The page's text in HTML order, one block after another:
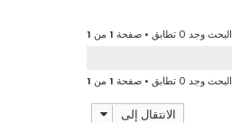
البحث وجد 0 تطابق • صفحة 1 من 1
البحث وجد 0 تطابق • صفحة
1 من 1
الانتقال إلى